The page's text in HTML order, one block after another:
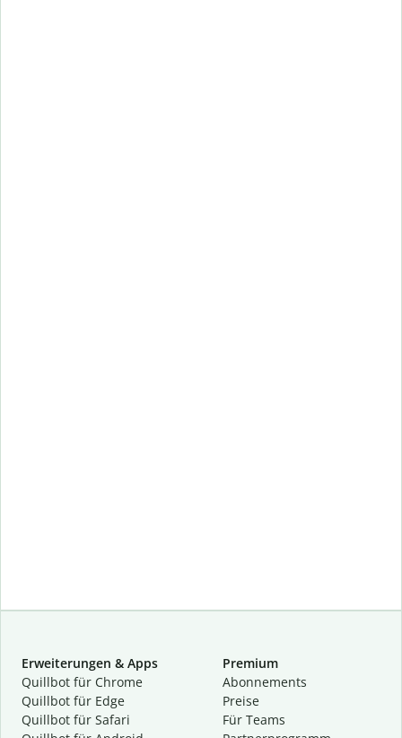
Erweiterungen & Apps
Quillbot für Chrome
Quillbot für Edge
Quillbot für Safari
Premium
Abon­ne­ments
Preise
Für Teams